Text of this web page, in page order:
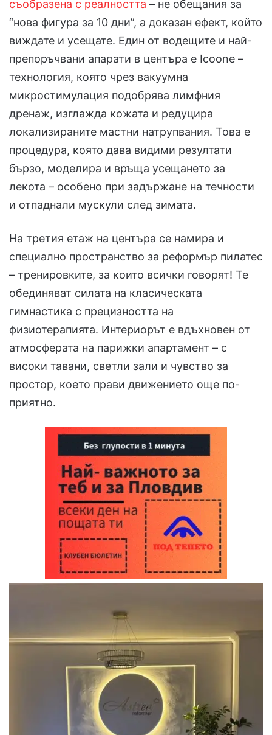
съобразена с реалността – не обещания за
“нова фигура за 10 дни”, а доказан ефект, който
виждате и усещате. Един от водещите и най-
препоръчвани апарати в центъра е Icoone –
технология, която чрез вакуумна
микростимулация подобрява лимфния
дренаж, изглажда кожата и редуцира
локализираните мастни натрупвания. Това е
процедура, която дава видими резултати
бързо, моделира и връща усещането за
лекота – особено при задържане на течности
и отпаднали мускули след зимата.
На третия етаж на центъра се намира и
специално пространство за реформър пилатес
– тренировките, за които всички говорят! Те
обединяват силата на класическата
гимнастика с прецизността на
физиотерапията. Интериорът е вдъхновен от
атмосферата на парижки апартамент – с
високи тавани, светли зали и чувство за
простор, което прави движението още по-
приятно.